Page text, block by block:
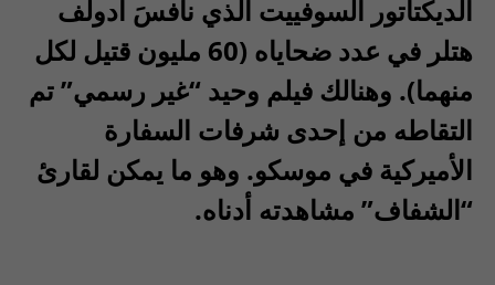
الديكتاتور السوفييت الذي نافسَ أدولف
هتلر في عدد ضحاياه (60 مليون قتيل لكل
منهما). وهنالك فيلم وحيد “غير رسمي” تم
التقاطه من إحدى شرفات السفارة
الأميركية في موسكو. وهو ما يمكن لقارئ
“الشفاف” مشاهدته أدناه.